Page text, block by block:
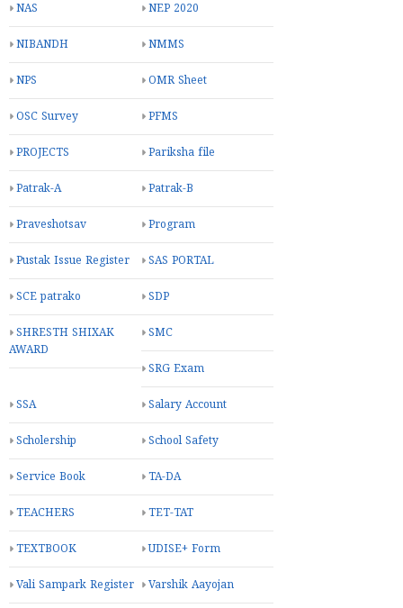
NAS NEP 2020
NIBANDH NMMS
NPS OMR Sheet
OSC Survey PFMS
PROJECTS Pariksha file
Patrak-A Patrak-B
Praveshotsav Program
Pustak Issue Register SAS PORTAL
SCE patrako SDP
SHRESTH SHIXAK
AWARD
SMC
SRG Exam
SSA Salary Account
Scholership School Safety
Service Book TA-DA
TEACHERS TET-TAT
TEXTBOOK UDISE+ Form
Vali Sampark Register Varshik Aayojan